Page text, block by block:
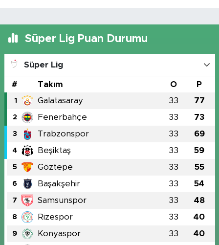
Süper Lig Puan Durumu
Süper Lig
# Takım O P
1 Galatasaray 33 77
2 Fenerbahçe 33 73
3 Trabzonspor 33 69
4 Beşiktaş 33 59
5 Göztepe 33 55
6 Başakşehir 33 54
7 Samsunspor 33 48
8 Rizespor 33 40
9 Konyaspor 33 40